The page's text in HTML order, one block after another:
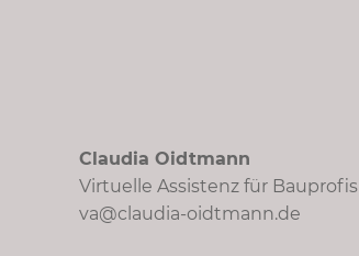
Claudia Oidtmann
Virtuelle Assistenz für Bauprofis
va@claudia-oidtmann.de